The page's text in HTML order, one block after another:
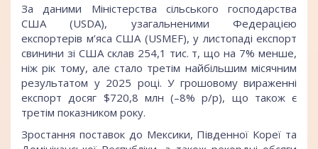
За даними Міністерства сільського господарства
США (USDA), узагальненими Федерацією
експортерів м’яса США (USMEF), у листопаді експорт
свинини зі США склав 254,1 тис. т, що на 7% менше,
ніж рік тому, але стало третім найбільшим місячним
результатом у 2025 році. У грошовому вираженні
експорт досяг $720,8 млн (–8% р/р), що також є
третім показником року.
Зростання поставок до Мексики, Південної Кореї та